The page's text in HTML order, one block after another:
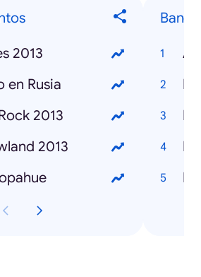
2013
en Rusia
2013
2013